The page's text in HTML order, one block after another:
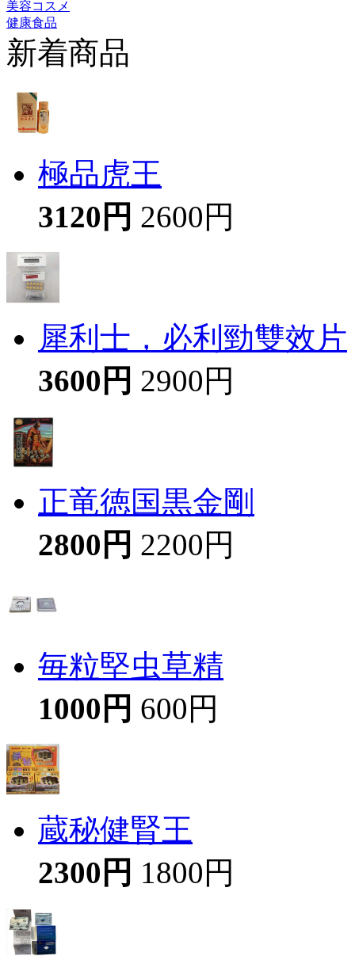
美容コスメ
健康食品
新着商品
極品虎王
3120円 2600円
犀利士，必利勁雙效片
3600円 2900円
正竜徳国黒金剛
2800円 2200円
毎粒堅虫草精
1000円 600円
蔵秘健腎王
2300円 1800円